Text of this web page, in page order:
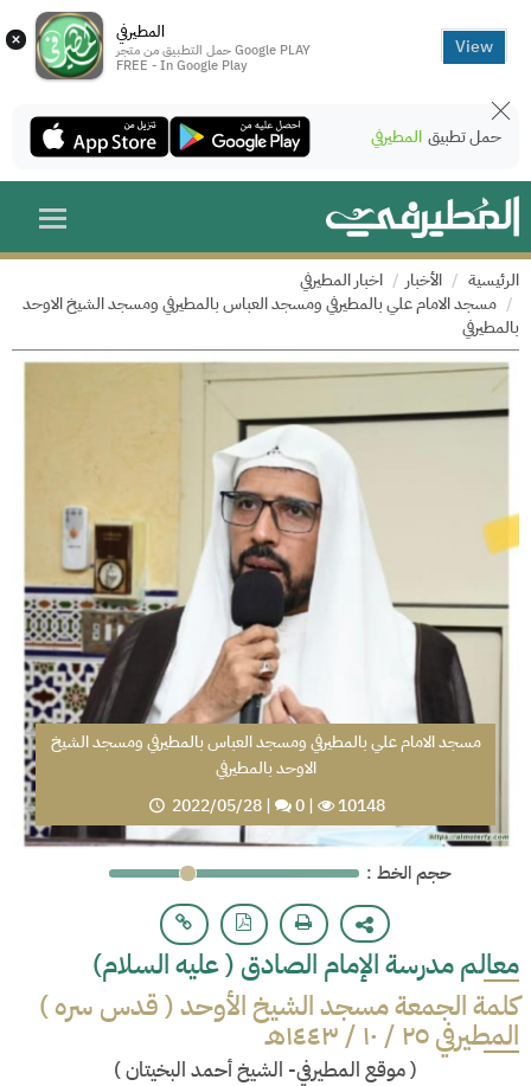
× المطيرفي
حمل التطبيق من متجر Google PLAY
FREE - In Google Play
View
حمل تطبيق المطيرفي
الرئيسية الأخبار
اخبار المطيرفي
مسجد الامام علي بالمطيرفي ومسجد العباس بالمطيرفي ومسجد الشيخ الاوحد
بالمطيرفي
مسجد الامام علي بالمطيرفي ومسجد العباس بالمطيرفي ومسجد الشيخ
الاوحد بالمطيرفي
2022/05/28| 0| 10148
: حجم الخط
معالم مدرسة الإمام الصادق ( عليه السلام)
كلمة الجمعة مسجد الشيخ الأوحد ( قدس سره )
المطيرفي ٢٥ / ١٠ / ١٤٤٣هـ
(موقع المطيرفي- الشيخ أحمد البخيتان)